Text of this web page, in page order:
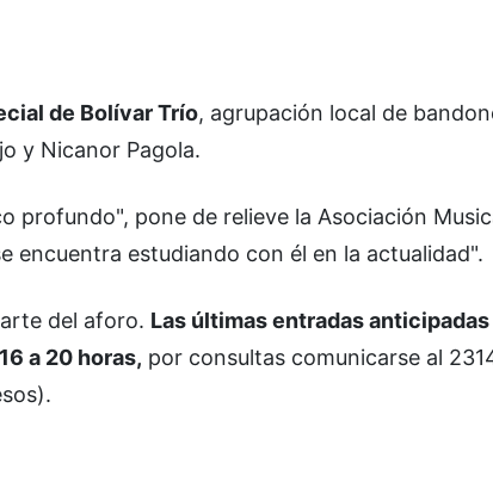
de Bolívar Trío, agrupación local de
y Nicanor Pagola.
profundo", pone de relieve la Asociación
encuentra estudiando con él en la actualidad".
del aforo. Las últimas entradas
a 20 horas, por consultas comunicarse al